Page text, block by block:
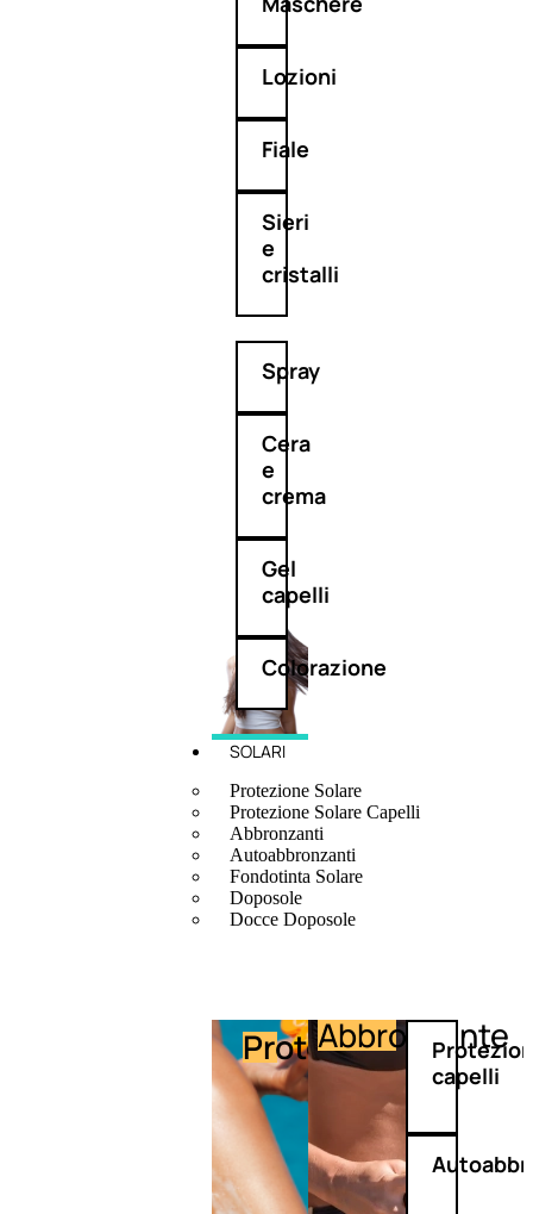
Lozioni
Fiale
Sieri
e
cristalli
Spray
Cera
e
crema
Gel
capelli
Colorazione
SOLARI
Protezione Solare
Protezione Solare Capelli
Abbronzanti
Autoabbronzanti
Fondotinta Solare
Doposole
Docce Doposole
Protezione
Abbronzante
capelli